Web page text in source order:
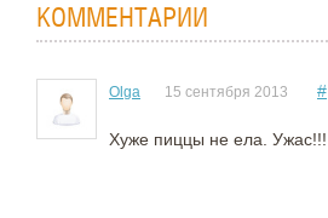
КОММЕНТАРИИ
Olga 15 сентября 2013 #
Хуже пиццы не ела. Ужас!!!